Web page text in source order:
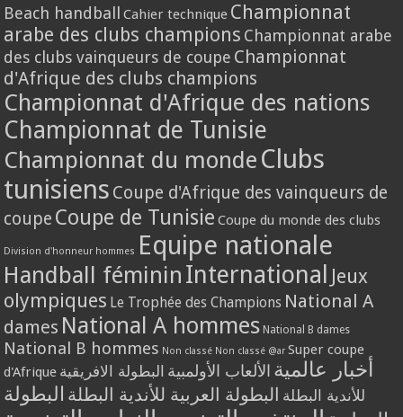
Beach handball Cahier technique Championnat
arabe des clubs champions Championnat arabe
des clubs vainqueurs de coupe Championnat
d'Afrique des clubs champions
Championnat d'Afrique des nations
Championnat de Tunisie
Championnat du monde Clubs
tunisiens Coupe d'Afrique des vainqueurs de
coupe Coupe de Tunisie Coupe du monde des clubs
Division d'honneur hommes Equipe nationale
Handball féminin International Jeux
olympiques Le Trophée des Champions National A
dames National A hommes National B dames
National B hommes Non classé Non classé @ar Super coupe
d'Afrique
أخبار عالمية الألعاب الأولمبية البطولة الافريقية
للأندية البطلة البطولة العربية للأندية البطلة البطولة